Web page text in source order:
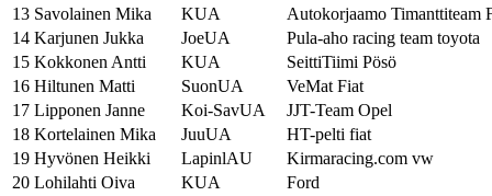
13 Savolainen Mika KUA
Autokorjaamo Timanttiteam
14 Karjunen Jukka JoeUA
Pula-aho racing team toyota
15 Kokkonen Antti KUA
SeittiTiimi Pösö
16 Hiltunen Matti SuonUA
VeMat Fiat
17 Lipponen Janne Koi-SavUA
JJT-Team Opel
18 Kortelainen Mika JuuUA
HT-pelti fiat
19 Hyvönen Heikki LapinlAU
Kirmaracing.com vw
20 Lohilahti Oiva KUA
Ford